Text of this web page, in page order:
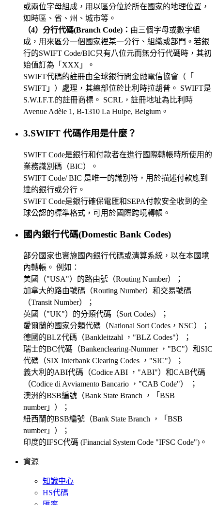
或兩位字母組成，用以區分位於所在國家的地理位置，
如時區、省、州、城市等。
（4）分行代碼(Branch Code)： 由三個字母或數字組
成，用來區分一個國家裡某一分行、組織或部門。若銀
行的SWIFT Code/BIC只有八位元而無分行代碼時，其初
始值訂為「XXX」。
SWIFT代碼的註冊由全球銀行間金融電信協會（「
SWIFT」）處理，其總部位於比利時拉胡普。 SWIFT是
S.W.I.F.T.的註冊商標。 SCRL，註冊地址為比利時
Avenue Adèle 1, B-1310 La Hulpe, Belgium。
3.SWIFT 代碼作用是什麼？
SWIFT Code是銀行和付款者在進行國際轉帳時所使用的
業務識別碼（BIC）。
SWIFT Code/ BIC 是唯一的識別符，用於描述付款應到
達的銀行或分行。
SWIFT Code是銀行確保電匯和SEPA付款安全收到的全
球公認的標準格式，可用於國際跨境轉帳。
國內銀行代碼(Domestic Bank Codes)
部分國家也實施國內銀行代碼或清算系統，以在本國境
內轉帳。 例如：
美國（"USA"）的路由號（Routing Number）；
加拿大的路由號碼（Routing Number）和交易號碼
（Transit Number）；
英國（"UK"）的分類代碼（Sort Codes）；
愛爾蘭的國家分類代碼（National Sort Codes，NSC）；
德國的BLZ代碼（Bankleitzahl ，"BLZ Codes"）；
瑞士的BC代碼（Bankenclearing-Nummer ，"BC"）和SIC
代碼（SIX Interbank Clearing Codes ，"SIC"）；
義大利的ABI代碼（Codice ABI ，"ABI"）和CAB代碼
（Codice di Avviamento Bancario ，"CAB Code"） ；
澳洲的BSB編號（Bank State Branch ，「BSB
number」）；
紐西蘭的BSB編號（Bank State Branch ，「BSB
number」）；
印度的IFSC代碼 (Financial System Code "IFSC Code")。
資源
知識中心
HS代碼